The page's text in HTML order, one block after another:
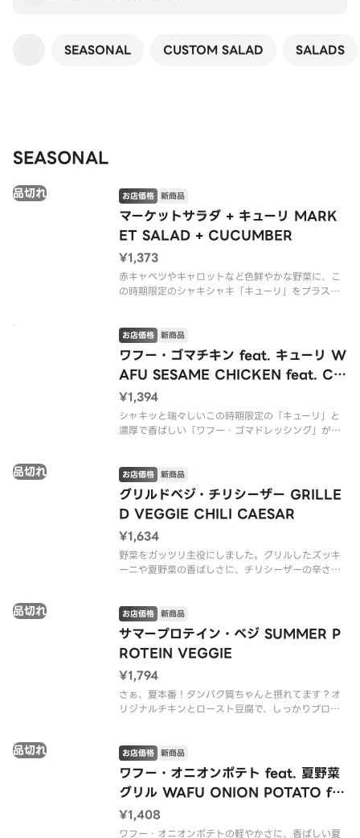
SEASONAL CUSTOM SALAD SALADS
SEASONAL
マーケットサラダ + キューリ MARK
ET SALAD + CUCUMBER
品切れ お店価格 新商品
¥1,373
赤キャベツやキャロットなど色鮮やかな野菜に、こ
の時期限定のシャキシャキ「キューリ」をプラス。
す。
※アレルゲン情報はCRISP SALAD WORKSの公式
ウェブサイト
ワフー・ゴマチキン feat. キューリ W
AFU SESAME CHICKEN feat. CU
CUMBER
お店価格 新商品
¥1,394
シャキッと瑞々しいこの時期限定の「キューリ」と
濃厚で香ばしい「ワフー・ゴマドレッシング」が相
※アレルゲン情報はCRISP SALAD WORKSの公式
ウェブサイト
グリルドベジ・チリシーザー GRILLE
D VEGGIE CHILI CAESAR
品切れ お店価格 新商品
¥1,634
野菜をガッツリ主役にしました。グリルしたズッキ
ーニや夏野菜の香ばしさに、チリシーザーの辛さが
い味わいに。野菜中心なのに満足感もしっかりの、
この夏限定サラダ。
※アレル
サマープロテイン・ベジ SUMMER P
ROTEIN VEGGIE
品切れ お店価格 新商品
¥1,794
さぁ、夏本番！タンパク質ちゃんと摂れてます？オ
リジナルチキンとロースト豆腐で、しっかりプロテ
にアップデート！（v ヴィーガン）
※アレルゲン情報はCRISP SALA
ワフー・オニオンポテト feat. 夏野菜
グリル WAFU ONION POTATO fe
at. MIXED SUMMER VEGGIES
品切れ お店価格 新商品
¥1,408
ワフー・オニオンポテトの軽やかさに、香ばしい夏